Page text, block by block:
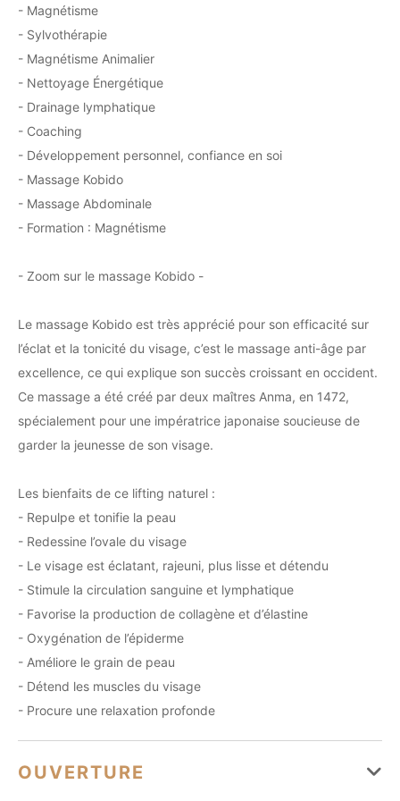
- Magnétisme
- Sylvothérapie
- Magnétisme Animalier
- Nettoyage Énergétique
- Drainage lymphatique
- Coaching
- Développement personnel, confiance en soi
- Massage Kobido
- Massage Abdominale
- Formation : Magnétisme
- Zoom sur le massage Kobido -
Le massage Kobido est très apprécié pour son efficacité sur
l’éclat et la tonicité du visage, c’est le massage anti-âge par
excellence, ce qui explique son succès croissant en occident.
Ce massage a été créé par deux maîtres Anma, en 1472,
spécialement pour une impératrice japonaise soucieuse de
garder la jeunesse de son visage.
Les bienfaits de ce lifting naturel :
- Repulpe et tonifie la peau
- Redessine l’ovale du visage
- Le visage est éclatant, rajeuni, plus lisse et détendu
- Stimule la circulation sanguine et lymphatique
- Favorise la production de collagène et d’élastine
- Oxygénation de l’épiderme
- Améliore le grain de peau
- Détend les muscles du visage
- Procure une relaxation profonde
OUVERTURE